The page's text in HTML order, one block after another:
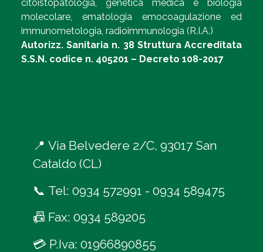
citoistopatologia, genetica medica e biologia
molecolare, ematologia emocoagulazione ed
immunometologia, radioimmunologia (R.I.A.)
Autorizz. Sanitaria n. 38 Struttura Accreditata
S.S.N. codice n. 405201 – Decreto 108-2017
📍 Via Belvedere 2/C, 93017 San
Cataldo (CL)
📞 Tel: 0934 572991 - 0934 589475
📠 Fax: 0934 589205
💳 P.Iva: 01966890855